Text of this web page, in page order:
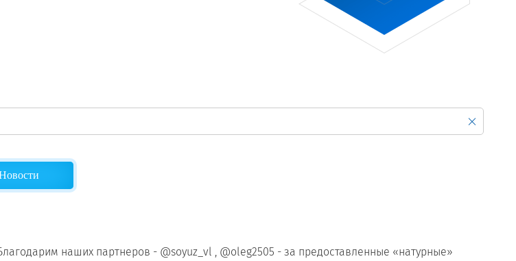
Sibglass Trade
техническая документация
Личный кабинет
наших партнеров - @soyuz_vl , @oleg2505 - за предоставленные «натурные»